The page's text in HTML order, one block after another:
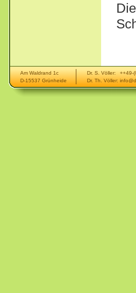
Am Waldrand 1c Dr. S. Völler: ++49-
D-15537 Grünheide
Dr. Th. Völler: